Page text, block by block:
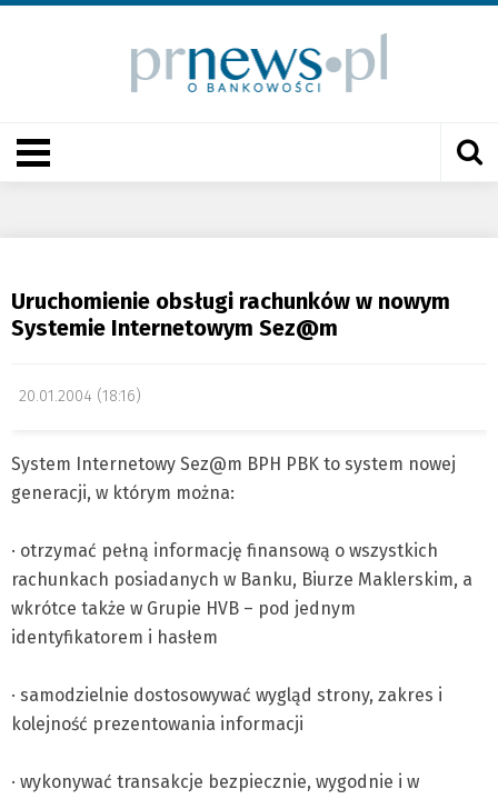
Uruchomienie obsługi rachunków w nowym
Systemie Internetowym Sez@m
20.01.2004 (18:16)
System Internetowy Sez@m BPH PBK to system nowej
generacji, w którym można:
· otrzymać pełną informację finansową o wszystkich
rachunkach posiadanych w Banku, Biurze Maklerskim, a
wkrótce także w Grupie HVB – pod jednym
identyfikatorem i hasłem
· samodzielnie dostosowywać wygląd strony, zakres i
kolejność prezentowania informacji
· wykonywać transakcje bezpiecznie, wygodnie i w